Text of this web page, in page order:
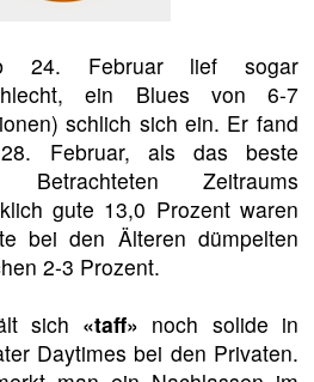
24. Februar lief sogar
ein Blues von 6-7
schlich sich ein. Er fand
Februar, als das beste
Zeitraums
gute 13,0 Prozent waren
bei den Älteren dümpelten
2-3 Prozent.
sich «taff» noch solide in
Daytimes bei den Privaten.